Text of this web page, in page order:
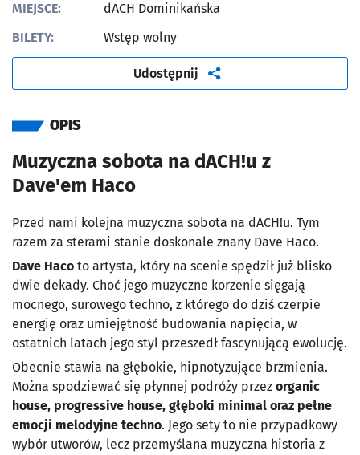
MIEJSCE:
dACH Dominikańska
BILETY:
Wstęp wolny
Udostępnij artykuł
OPIS
Muzyczna sobota na dACH!u z
Dave'em Haco
Przed nami kolejna muzyczna sobota na dACH!u. Tym
razem za sterami stanie doskonale znany Dave Haco.
Dave Haco to artysta, który na scenie spędził już blisko
dwie dekady. Choć jego muzyczne korzenie sięgają
mocnego, surowego techno, z którego do dziś czerpie
energię oraz umiejętność budowania napięcia, w
ostatnich latach jego styl przeszedł fascynującą ewolucję.
Obecnie stawia na głębokie, hipnotyzujące brzmienia.
Można spodziewać się płynnej podróży przez organic
house, progressive house, głęboki minimal oraz pełne
emocji melodyjne techno. Jego sety to nie przypadkowy
wybór utworów, lecz przemyślana muzyczna historia z